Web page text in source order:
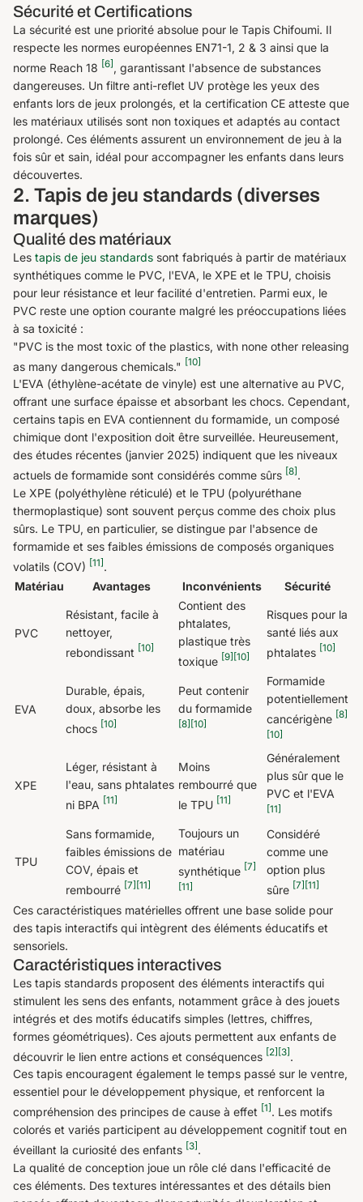
Sécurité et Certifications
La sécurité est une priorité absolue pour le Tapis Chifoumi. Il
respecte les normes européennes EN71-1, 2 & 3 ainsi que la
norme Reach 18 [6] , garantissant l'absence de substances
dangereuses. Un filtre anti-reflet UV protège les yeux des
enfants lors de jeux prolongés, et la certification CE atteste que
les matériaux utilisés sont non toxiques et adaptés au contact
prolongé. Ces éléments assurent un environnement de jeu à la
fois sûr et sain, idéal pour accompagner les enfants dans leurs
découvertes.
2. Tapis de jeu standards (diverses
marques)
Qualité des matériaux
Les tapis de jeu standards sont fabriqués à partir de matériaux
synthétiques comme le PVC, l'EVA, le XPE et le TPU, choisis
pour leur résistance et leur facilité d'entretien. Parmi eux, le
PVC reste une option courante malgré les préoccupations liées
à sa toxicité :
"PVC is the most toxic of the plastics, with none other releasing
as many dangerous chemicals." [10]
L'EVA (éthylène-acétate de vinyle) est une alternative au PVC,
offrant une surface épaisse et absorbant les chocs. Cependant,
certains tapis en EVA contiennent du formamide, un composé
chimique dont l'exposition doit être surveillée. Heureusement,
des études récentes (janvier 2025) indiquent que les niveaux
actuels de formamide sont considérés comme sûrs [8] .
Le XPE (polyéthylène réticulé) et le TPU (polyuréthane
thermoplastique) sont souvent perçus comme des choix plus
sûrs. Le TPU, en particulier, se distingue par l'absence de
formamide et ses faibles émissions de composés organiques
volatils (COV) [11] .
Matériau
Avantages Inconvénients Sécurité
PVC
Résistant, facile à
nettoyer,
rebondissant [10]
Contient des
phtalates,
plastique très
toxique [9] [10]
Risques pour la
santé liés aux
phtalates [10]
EVA
Durable, épais,
doux, absorbe les
chocs [10]
Peut contenir
du formamide
[8] [10]
Formamide
potentiellement
cancérigène [8]
[10]
XPE
Léger, résistant à
l'eau, sans phtalates
ni BPA [11]
Moins
rembourré que
le TPU [11]
Généralement
plus sûr que le
PVC et l'EVA
[11]
TPU
Sans formamide,
faibles émissions de
COV, épais et
rembourré [7] [11]
Toujours un
matériau
synthétique [7]
[11]
Considéré
comme une
option plus
sûre [7] [11]
Ces caractéristiques matérielles offrent une base solide pour
des tapis interactifs qui intègrent des éléments éducatifs et
sensoriels.
Caractéristiques interactives
Les tapis standards proposent des éléments interactifs qui
stimulent les sens des enfants, notamment grâce à des jouets
intégrés et des motifs éducatifs simples (lettres, chiffres,
formes géométriques). Ces ajouts permettent aux enfants de
découvrir le lien entre actions et conséquences [2] [3]
Ces tapis encouragent également le temps passé sur le ventre,
essentiel pour le développement physique, et renforcent la
compréhension des principes de cause à effet [1] . Les motifs
colorés et variés participent au développement cognitif tout en
éveillant la curiosité des enfants [3] .
La qualité de conception joue un rôle clé dans l'efficacité de
ces éléments. Des textures intéressantes et des détails bien